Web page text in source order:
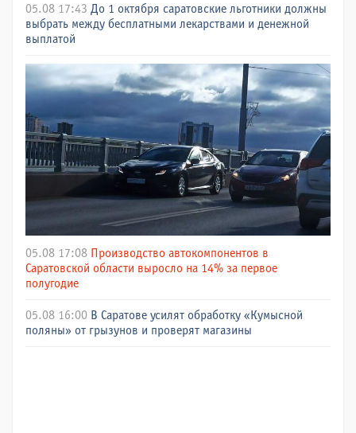
05.08 17:43 До 1 октября саратовские льготники должны
выбрать между бесплатными лекарствами и денежной
выплатой
05.08 17:08 Производство автокомпонентов в
Саратовской области выросло на 14% за первое
полугодие
05.08 16:00 В Саратове усилят обработку «Кумысной
поляны» от грызунов и проверят магазины